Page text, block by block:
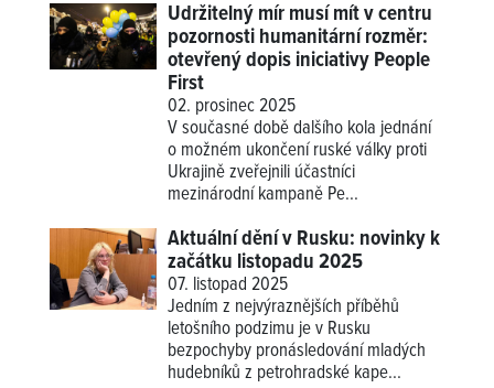
Udržitelný mír musí mít v centru
pozornosti humanitární rozměr:
otevřený dopis iniciativy People
First
02. prosinec 2025
V současné době dalšího kola jednání
o možném ukončení ruské války proti
Ukrajině zveřejnili účastníci
mezinárodní kampaně Pe...
Aktuální dění v Rusku: novinky k
začátku listopadu 2025
07. listopad 2025
Jedním z nejvýraznějších příběhů
letošního podzimu je v Rusku
bezpochyby pronásledování mladých
hudebníků z petrohradské kape...